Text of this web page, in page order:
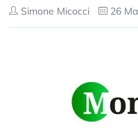
Simone Micocci 26